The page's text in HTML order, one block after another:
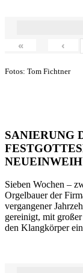
« ‹
Fotos: Tom Fichtner
SANIERUNG
Sieben Wochen –
Orgelbauer der
vergangener
gereinigt, mit
den Klangkörper